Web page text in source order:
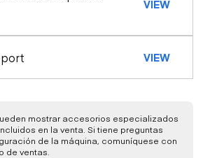
VIEW
VIEW
mostrar accesorios especializados
en la venta. Si tiene preguntas
de la máquina, comuníquese con
de ventas.